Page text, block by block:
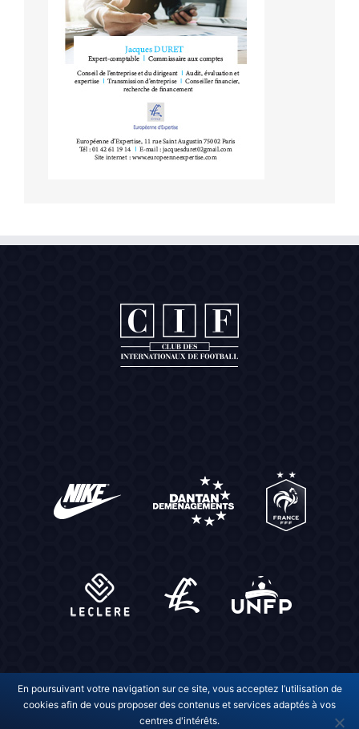
En poursuivant votre navigation sur ce site, vous acceptez l’utilisation de
cookies afin de vous proposer des contenus et services adaptés à vos
centres d'intérêts.